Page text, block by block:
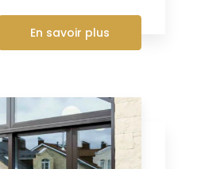
En savoir plus